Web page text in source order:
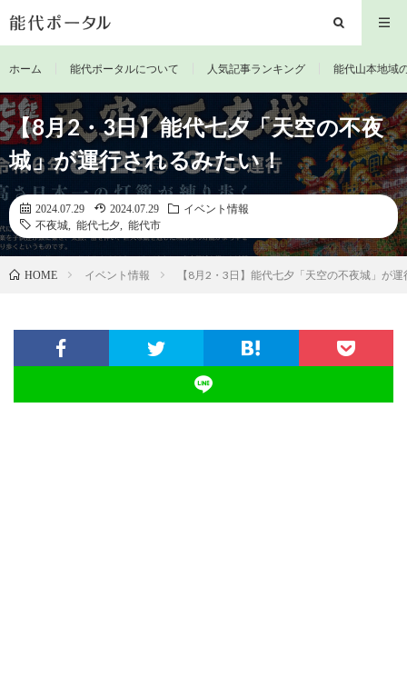
ホーム 能代ポータルについて 人気記事ランキング 能代山本地域
【8月2・3日】能代七夕「天空の不夜
城」が運行されるみたい！
2024.07.29 2024.07.29
イベント情報
不夜城
能代七夕 能代市
HOME イベント情報 【8月2・3日】能代七夕「天空の不夜城」が